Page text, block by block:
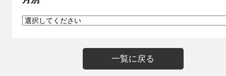
一覧に戻る